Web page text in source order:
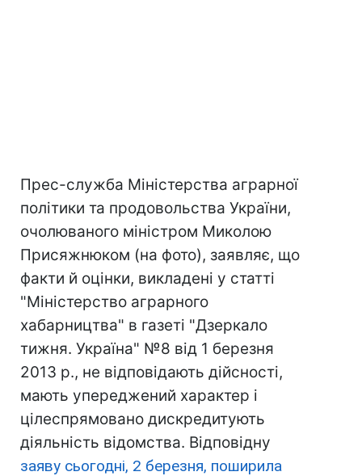
Прес-служба Міністерства аграрної
політики та продовольства України,
очолюваного міністром Миколою
Присяжнюком (на фото), заявляє, що
факти й оцінки, викладені у статті
"Міністерство аграрного
хабарництва" в газеті "Дзеркало
тижня. Україна" №8 від 1 березня
2013 р., не відповідають дійсності,
мають упереджений характер і
цілеспрямовано дискредитують
діяльність відомства. Відповідну
заяву сьогодні, 2 березня, поширила